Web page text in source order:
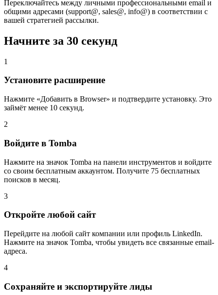
Переключайтесь между личными профессиональными email и
общими адресами (support@, sales@, info@) в соответствии с
вашей стратегией рассылки.
Начните за 30 секунд
1
Установите расширение
Нажмите «Добавить в Browser» и подтвердите установку. Это
займёт менее 10 секунд.
2
Войдите в Tomba
Нажмите на значок Tomba на панели инструментов и войдите
со своим бесплатным аккаунтом. Получите 75 бесплатных
поисков в месяц.
3
Откройте любой сайт
Перейдите на любой сайт компании или профиль LinkedIn.
Нажмите на значок Tomba, чтобы увидеть все связанные email-
адреса.
4
Сохраняйте и экспортируйте лиды